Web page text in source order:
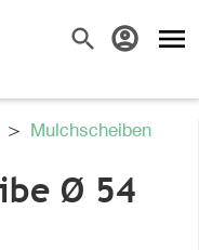
search account_circle menu
> Mulchscheiben
Ø 54